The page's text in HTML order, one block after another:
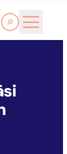
Läs Mer